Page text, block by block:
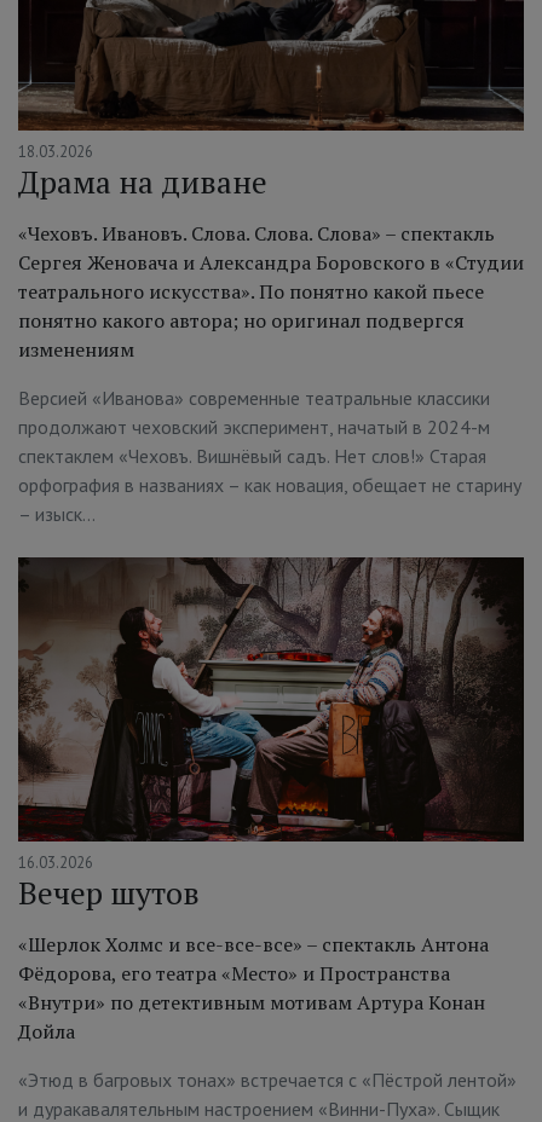
18.03.2026
Драма на диване
«Чеховъ. Ивановъ. Слова. Слова. Слова» – спектакль
Сергея Женовача и Александра Боровского в «Студии
театрального искусства». По понятно какой пьесе
понятно какого автора; но оригинал подвергся
изменениям
Версией «Иванова» современные театральные классики
продолжают чеховский эксперимент, начатый в 2024-м
спектаклем «Чеховъ. Вишнёвый садъ. Нет слов!» Старая
орфография в названиях – как новация, обещает не старину
– изыск…
16.03.2026
Вечер шутов
«Шерлок Холмс и все-все-все» – спектакль Антона
Фёдорова, его театра «Место» и Пространства
«Внутри» по детективным мотивам Артура Конан
Дойла
«Этюд в багровых тонах» встречается с «Пёстрой лентой»
и дуракавалятельным настроением «Винни-Пуха». Сыщик